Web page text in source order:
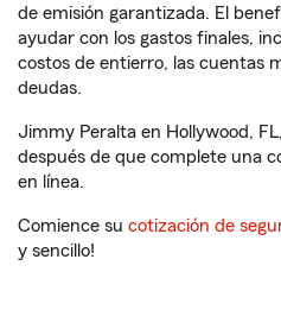
de emisión garantizada. El
ayudar con los gastos finales,
costos de entierro, las cuentas
deudas.
Jimmy Peralta en Hollywood,
después de que complete una
en línea.
Comience su cotización de
y sencillo!